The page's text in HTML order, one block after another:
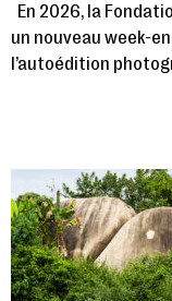
En 2026, la
un nouveau week-
l’autoédition